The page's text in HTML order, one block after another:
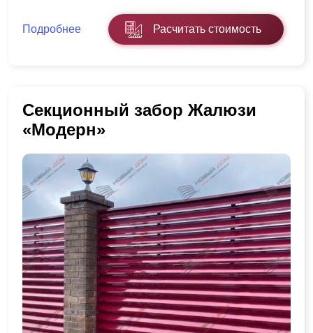
Подробнее Расчитать стоимость
Секционный забор Жалюзи
«Модерн»